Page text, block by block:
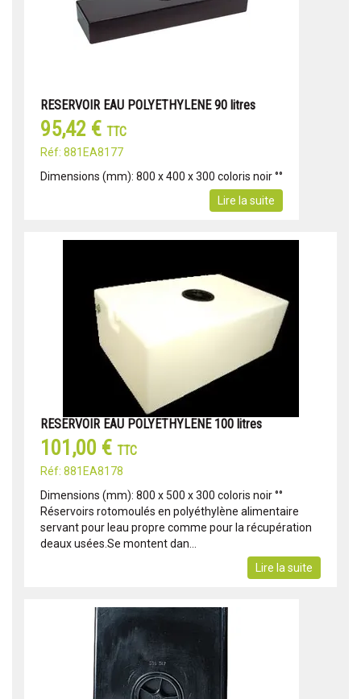
RESERVOIR EAU POLYETHYLENE 90 litres
95,42 € TTC
Réf: 881EA8177
Dimensions (mm): 800 x 400 x 300 coloris noir °°
Lire la suite
RESERVOIR EAU POLYETHYLENE 100 litres
101,00 € TTC
Réf: 881EA8178
Dimensions (mm): 800 x 500 x 300 coloris noir °°
Réservoirs rotomoulés en polyéthylène alimentaire
servant pour leau propre comme pour la récupération
deaux usées.Se montent dan...
Lire la suite